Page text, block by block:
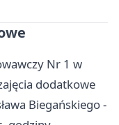
Nr 1 w
dodatkowe
Biegańskiego -